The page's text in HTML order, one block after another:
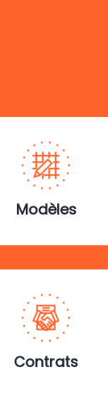
Modèles
Contrats